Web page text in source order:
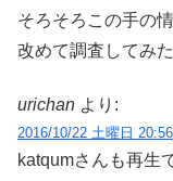
そろそろこの手の
改めて調査してみ
urichan より:
2016/10/22 土曜日 20:56
katqumさんも再生